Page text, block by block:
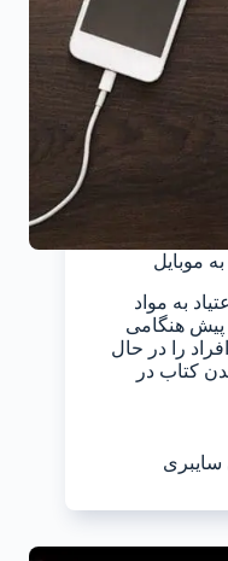
موبایل
به مواد
هنگامی
را در حال
کتاب در